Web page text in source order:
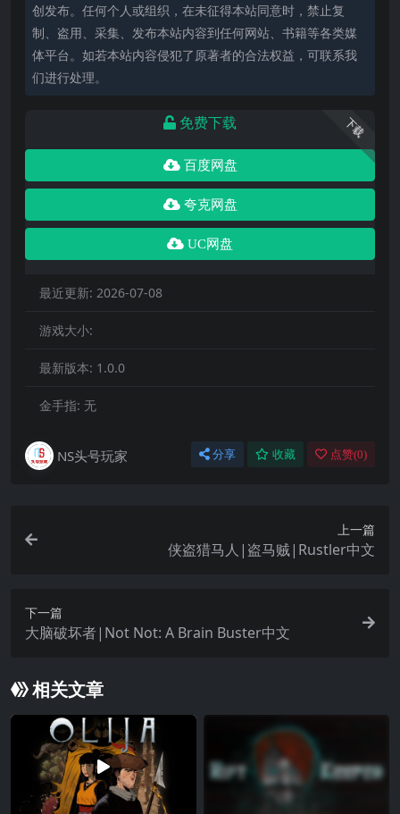
创发布。任何个人或组织，在未征得本站同意时，禁止复
制、盗用、采集、发布本站内容到任何网站、书籍等各类媒
体平台。如若本站内容侵犯了原著者的合法权益，可联系我
们进行处理。
下载
免费下载
百度网盘
夸克网盘
UC网盘
最近更新: 2026-07-08
游戏大小:
最新版本: 1.0.0
金手指: 无
NS头号玩家 分享 收藏 点赞(0)
上一篇
侠盗猎马人|盗马贼|Rustler中文
下一篇
大脑破坏者|Not Not: A Brain Buster中文
相关文章